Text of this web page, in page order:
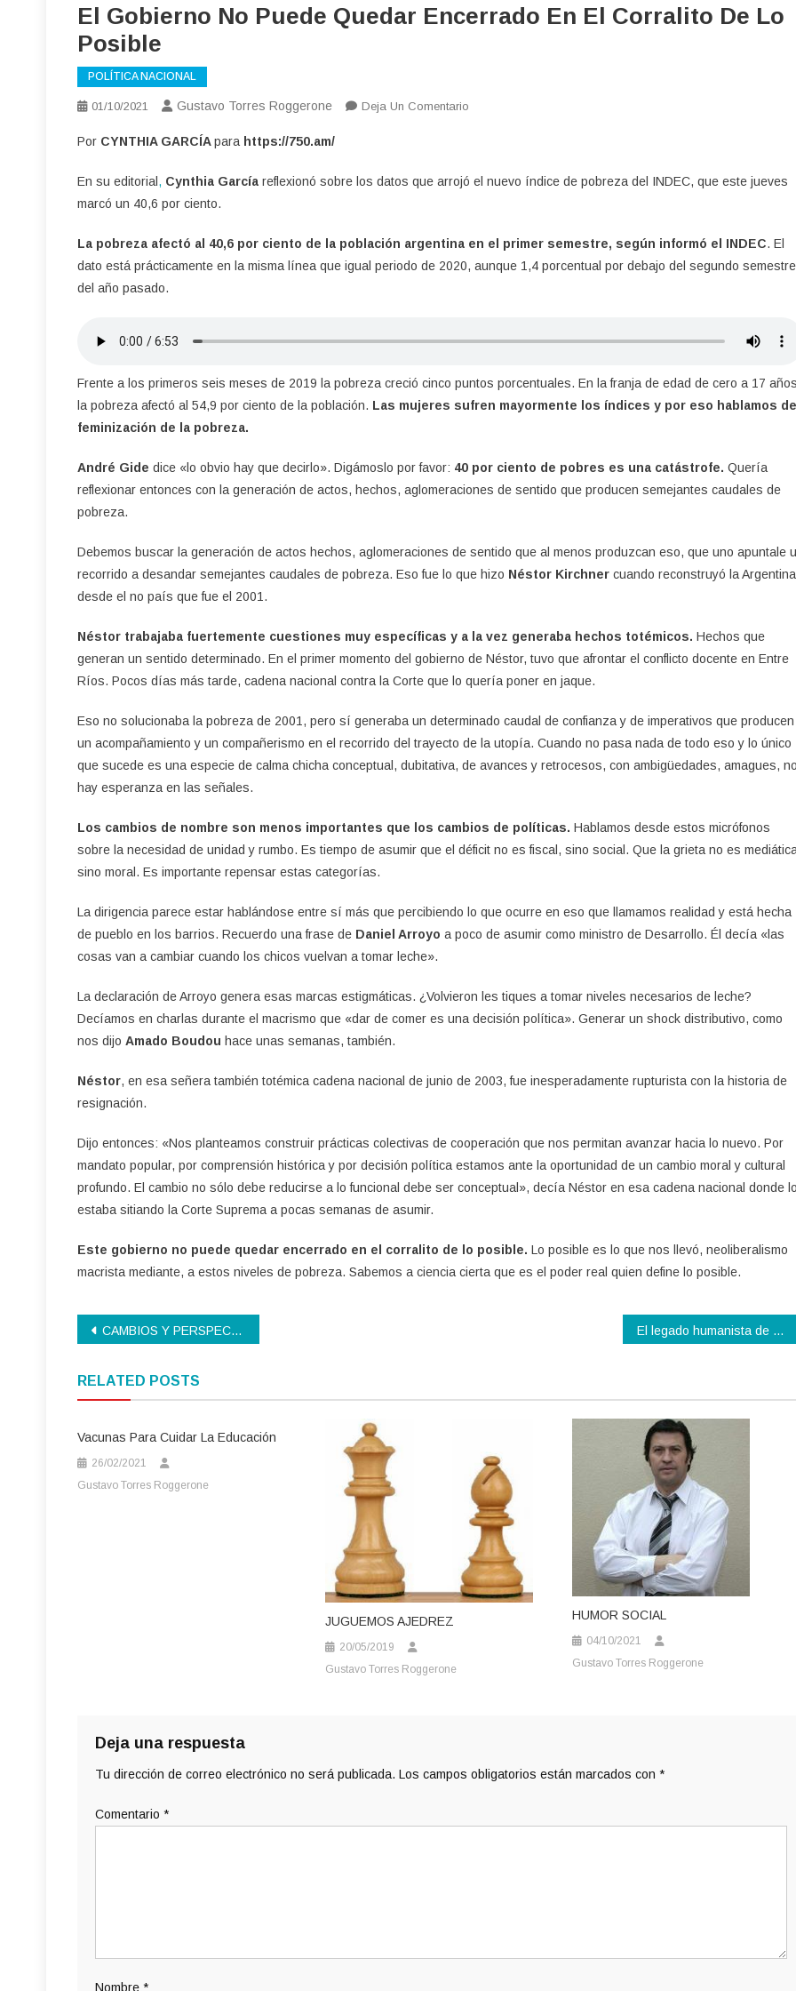
El Gobierno No Puede Quedar Encerrado En El Corralito De Lo
Posible
POLÍTICA NACIONAL
01/10/2021 Gustavo Torres Roggerone Deja Un Comentario
Puede
En
El
Por CYNTHIA GARCÍApara https://750.am/
En su editorial , Cynthia García reflexionó sobre los datos que arrojó el nuevo índice de pobreza del INDEC, que este jueves
marcó un 40,6 por ciento.
La pobreza afectó al 40,6 por ciento de la población argentina en el primer semestre, según informó el INDEC. El
dato está prácticamente en la misma línea que igual periodo de 2020, aunque 1,4 porcentual por debajo del segundo semestre
del año pasado.
Frente a los primeros seis meses de 2019 la pobreza creció cinco puntos porcentuales. En la franja de edad de cero a 17
la pobreza afectó al 54,9 por ciento de la población. Las mujeres sufren mayormente los índices y por eso hablamos de
feminización de la pobreza.
André Gide dice «lo obvio hay que decirlo». Digámoslo por favor: 40 por ciento de pobres es una catástrofe. Quería
reflexionar entonces con la generación de actos, hechos, aglomeraciones de sentido que producen semejantes caudales de
pobreza.
Debemos buscar la generación de actos hechos, aglomeraciones de sentido que al menos produzcan eso, que uno apuntale
recorrido a desandar semejantes caudales de pobreza. Eso fue lo que hizo Néstor Kirchner cuando reconstruyó la Argentina
desde el no país que fue el 2001.
Néstor trabajaba fuertemente cuestiones muy específicas y a la vez generaba hechos totémicos. Hechos que
generan un sentido determinado. En el primer momento del gobierno de Néstor, tuvo que afrontar el conflicto docente en Entre
Ríos. Pocos días más tarde, cadena nacional contra la Corte que lo quería poner en jaque.
Eso no solucionaba la pobreza de 2001, pero sí generaba un determinado caudal de confianza y de imperativos que producen
un acompañamiento y un compañerismo en el recorrido del trayecto de la utopía. Cuando no pasa nada de todo eso y lo único
que sucede es una especie de calma chicha conceptual, dubitativa, de avances y retrocesos, con ambigüedades, amagues,
hay esperanza en las señales.
Los cambios de nombre son menos importantes que los cambios de políticas. Hablamos desde estos micrófonos
sobre la necesidad de unidad y rumbo. Es tiempo de asumir que el déficit no es fiscal, sino social. Que la grieta no es
sino moral. Es importante repensar estas categorías.
La dirigencia parece estar hablándose entre sí más que percibiendo lo que ocurre en eso que llamamos realidad y está hecha
de pueblo en los barrios. Recuerdo una frase de Daniel Arroyo a poco de asumir como ministro de Desarrollo. Él decía «las
cosas van a cambiar cuando los chicos vuelvan a tomar leche».
La declaración de Arroyo genera esas marcas estigmáticas. ¿Volvieron les tiques a tomar niveles necesarios de leche?
Decíamos en charlas durante el macrismo que «dar de comer es una decisión política». Generar un shock distributivo, como
nos dijo Amado Boudou hace unas semanas, también.
Néstor, en esa señera también totémica cadena nacional de junio de 2003, fue inesperadamente rupturista con la historia de
resignación.
Dijo entonces: «Nos planteamos construir prácticas colectivas de cooperación que nos permitan avanzar hacia lo nuevo. Por
mandato popular, por comprensión histórica y por decisión política estamos ante la oportunidad de un cambio moral y cultural
profundo. El cambio no sólo debe reducirse a lo funcional debe ser conceptual», decía Néstor en esa cadena nacional donde
estaba sitiando la Corte Suprema a pocas semanas de asumir.
Este gobierno no puede quedar encerrado en el corralito de lo posible. Lo posible es lo que nos llevó, neoliberalismo
macrista mediante, a estos niveles de pobreza. Sabemos a ciencia cierta que es el poder real quien define lo posible.
Navegación
entradas
CAMBIOS Y PERSPECTIVAS EN EL FdT El legado humanista de Paulo Freire
RELATED POSTS
Vacunas Para Cuidar La Educación
26/02/2021
Gustavo Torres Roggerone
JUGUEMOS AJEDREZ
20/05/2019
Gustavo Torres Roggerone
HUMOR SOCIAL
04/10/2021
Gustavo Torres Roggerone
Deja una respuesta
Tu dirección de correo electrónico no será publicada. Los campos obligatorios están marcados con *
Comentario *
Nombre *